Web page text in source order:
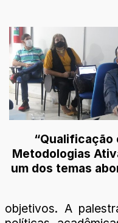
“Qualificação
Metodologias
um dos temas
objetivos. A